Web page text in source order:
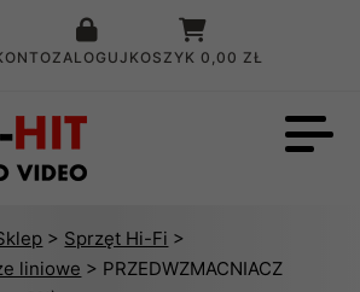
ZALOGUJ KOSZYK 0,00 ZŁ
> Sprzęt Hi-Fi >
liniowe > PRZEDWZMACNIACZ